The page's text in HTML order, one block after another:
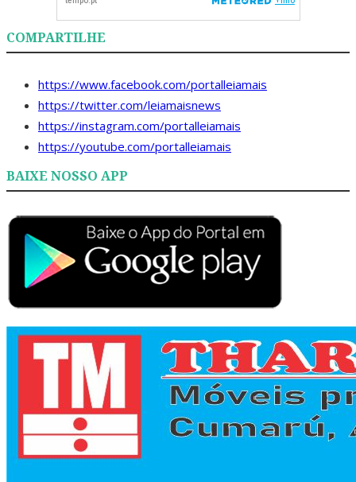
COMPARTILHE
https://www.facebook.com/portalleiamais
https://twitter.com/leiamaisnews
https://instagram.com/portalleiamais
https://youtube.com/portalleiamais
BAIXE NOSSO APP